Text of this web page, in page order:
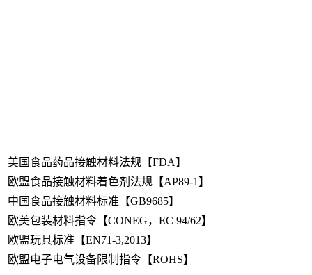
美国食品药品接触材料法规【FDA】
欧盟食品接触材料着色剂法规【AP89-1】
中国食品接触材料标准【GB9685】
欧美包装材料指令【CONEG，EC 94/62】
欧盟玩具标准【EN71-3,2013】
欧盟电子电气设备限制指令【ROHS】